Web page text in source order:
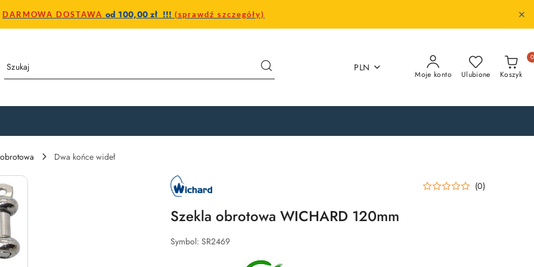
DARMOWA DOSTAWA od 100,00 zł !!! (sprawdź szczegóły)
PLN
Moje konto Ulubione Koszyk
0
Dwa końce wideł
NAZWA
PRODUCENTA:
WICHARD
(0)
Szekla obrotowa WICHARD 120mm
Symbol: SR2469